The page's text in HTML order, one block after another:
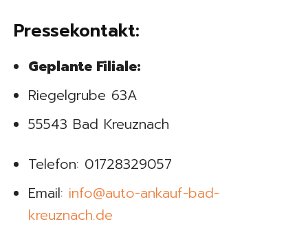
Pressekontakt:
Geplante Filiale:
Riegelgrube 63A
55543 Bad Kreuznach
Telefon: 01728329057
Email: info@auto-ankauf-bad-
kreuznach.de